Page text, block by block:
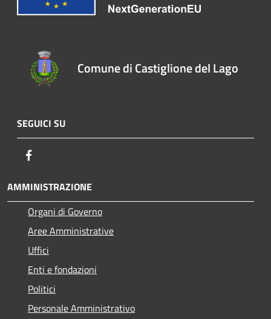
Comune di Castiglione del Lago
SEGUICI SU
AMMINISTRAZIONE
Organi di Governo
Aree Amministrative
Uffici
Enti e fondazioni
Politici
Personale Amministrativo